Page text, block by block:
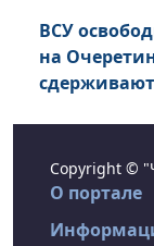
ВСУ
на
Copyright ©
О портале